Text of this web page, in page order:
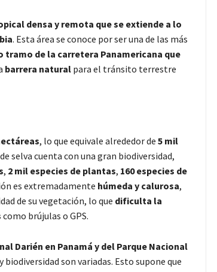
densa y remota que se extiende a lo
. Esta área se conoce por ser una de las más
tramo de la carretera Panamericana que
barrera natural para el tránsito terrestre
, lo que equivale alrededor de 5 mil
selva cuenta con una gran biodiversidad,
, 2 mil especies de plantas, 160 especies de
es extremadamente húmeda y calurosa,
de su vegetación, lo que dificulta la
como brújulas o GPS.
Darién en Panamá y del Parque Nacional
biodiversidad son variadas. Esto supone que